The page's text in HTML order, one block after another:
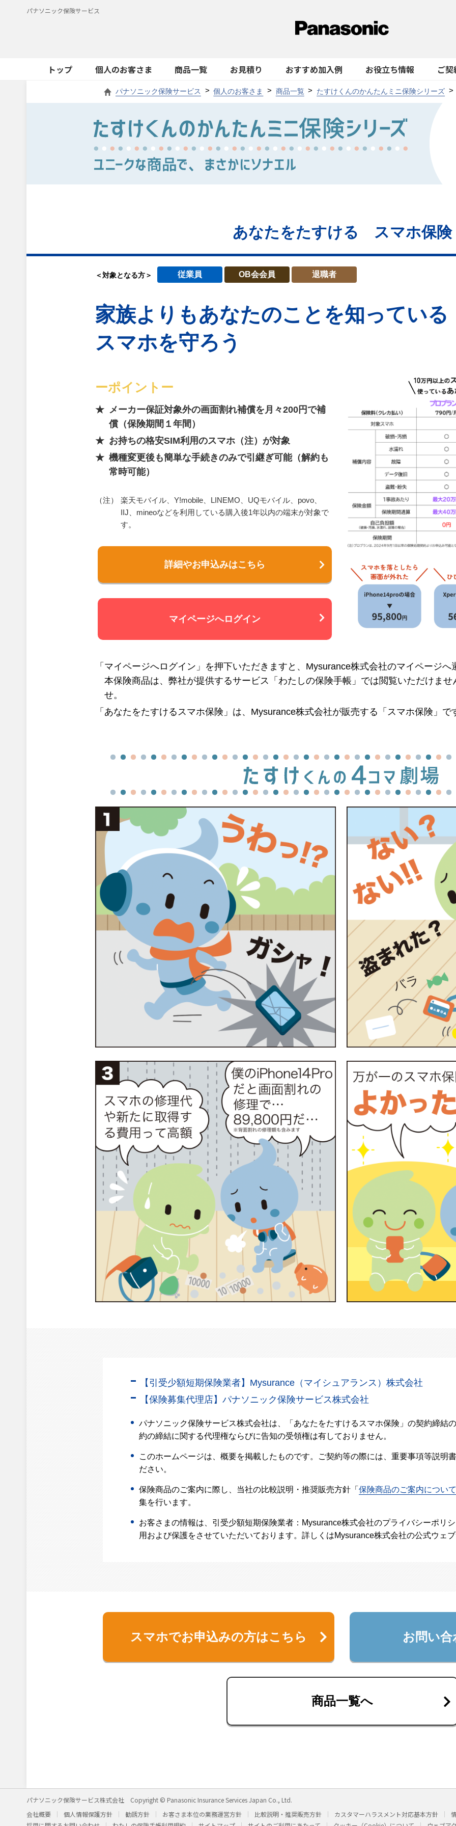
パナソニック保険サービス
トップ 個人のお客さま 商品一覧 お見積り おすすめ加入例 お役立ち情報 ご
パナソニック保険サービス 個人のお客さま 商品一覧 たすけくんのかんたんミニ保険シリーズ
あなたをたすける スマホ保険
＜対象となる方＞ 従業員 OB会会員 退職者
家族よりもあなたのことを知っている
スマホを守ろう
ーポイントー
メーカー保証対象外の画面割れ補償を月々200円で補
償（保険期間１年間）
お持ちの格安SIM利用のスマホ（注）が対象
機種変更後も簡単な手続きのみで引継ぎ可能（解約も
常時可能）
（注）
楽天モバイル、Y!mobile、LINEMO、UQモバイル、povo、
IIJ、mineoなどを利用している購入後1年以内の端末が対象で
す。
詳細やお申込みはこちら
マイページへログイン
「マイページへログイン」を押下いただきますと、Mysurance株式会社のマイページへ
本保険商品は、弊社が提供するサービス「わたしの保険手帳」では閲覧いただけま
せ。
「あなたをたすけるスマホ保険」は、Mysurance株式会社が販売する「スマホ保険」で
【引受少額短期保険業者】Mysurance（マイシュアランス）株式会社
【保険募集代理店】パナソニック保険サービス株式会社
パナソニック保険サービス株式会社は、「あなたをたすけるスマホ保険」の契約締結
約の締結に関する代理権ならびに告知の受領権は有しておりません。
このホームページは、概要を掲載したものです。ご契約等の際には、重要事項等説明
ださい。
保険商品のご案内に際し、当社の比較説明・推奨販売方針「 保険商品のご案内について
集を行います。
お客さまの情報は、引受少額短期保険業者：Mysurance株式会社のプライバシーポリ
用および保護をさせていただいております。詳しくはMysurance株式会社の公式ウェ
スマホでお申込みの方はこちら お問い
商品一覧へ
パナソニック保険サービス株式会社
Copyright © Panasonic Insurance Services Japan Co., Ltd.
会社概要
個人情報保護方針 勧誘方針 お客さま本位の業務運営方針 比較説明・推奨販売方針 カスタマーハラスメント対応基本方針